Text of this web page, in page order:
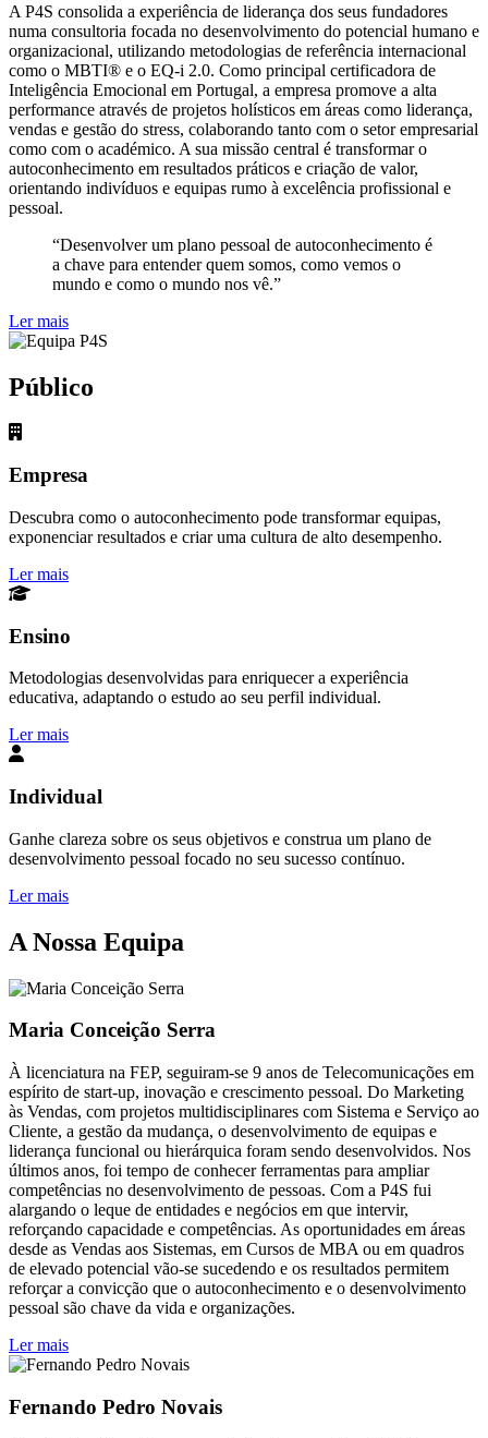
A P4S consolida a experiência de liderança dos seus fundadores
numa consultoria focada no desenvolvimento do potencial humano e
organizacional, utilizando metodologias de referência internacional
como o MBTI® e o EQ-i 2.0. Como principal certificadora de
Inteligência Emocional em Portugal, a empresa promove a alta
performance através de projetos holísticos em áreas como liderança,
vendas e gestão do stress, colaborando tanto com o setor empresarial
como com o académico. A sua missão central é transformar o
autoconhecimento em resultados práticos e criação de valor,
orientando indivíduos e equipas rumo à excelência profissional e
pessoal.
“Desenvolver um plano pessoal de autoconhecimento é
a chave para entender quem somos, como vemos o
mundo e como o mundo nos vê.”
Ler mais
Público
Empresa
Descubra como o autoconhecimento pode transformar equipas,
exponenciar resultados e criar uma cultura de alto desempenho.
Ler mais
Ensino
Metodologias desenvolvidas para enriquecer a experiência
educativa, adaptando o estudo ao seu perfil individual.
Ler mais
Individual
Ganhe clareza sobre os seus objetivos e construa um plano de
desenvolvimento pessoal focado no seu sucesso contínuo.
Ler mais
A Nossa Equipa
Maria Conceição Serra
À licenciatura na FEP, seguiram-se 9 anos de Telecomunicações em
espírito de start-up, inovação e crescimento pessoal. Do Marketing
às Vendas, com projetos multidisciplinares com Sistema e Serviço ao
Cliente, a gestão da mudança, o desenvolvimento de equipas e
liderança funcional ou hierárquica foram sendo desenvolvidos. Nos
últimos anos, foi tempo de conhecer ferramentas para ampliar
competências no desenvolvimento de pessoas. Com a P4S fui
alargando o leque de entidades e negócios em que intervir,
reforçando capacidade e competências. As oportunidades em áreas
desde as Vendas aos Sistemas, em Cursos de MBA ou em quadros
de elevado potencial vão-se sucedendo e os resultados permitem
reforçar a convicção que o autoconhecimento e o desenvolvimento
pessoal são chave da vida e organizações.
Ler mais
Fernando Pedro Novais